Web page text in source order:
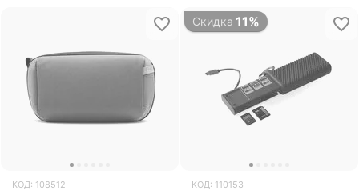
КОД: 108512
Скидка 11%
КОД: 110153